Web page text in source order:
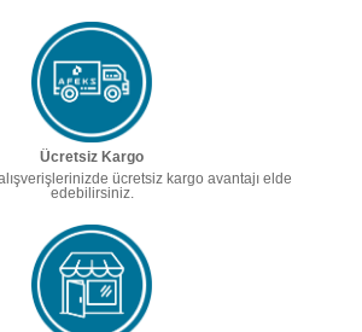
Ücretsiz Kargo
ücretsiz kargo avantajı elde
edebilirsiniz.